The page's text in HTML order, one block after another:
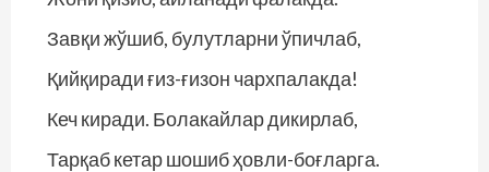
Завқи жўшиб, булутларни ўпичлаб,
Қийқиради ғиз-ғизон чархпалакда!
Кеч киради. Болакайлар дикирлаб,
Тарқаб кетар шошиб ҳовли-боғларга.